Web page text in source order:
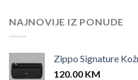
25.00 KM.
NAJNOVIJE IZ PONUDE
Zippo Signature
120.00 KM